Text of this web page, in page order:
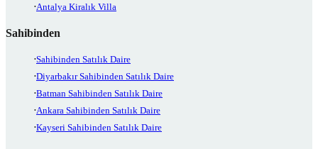
Antalya Kiralık Villa
Sahibinden
Sahibinden Satılık Daire
Diyarbakır Sahibinden Satılık Daire
Batman Sahibinden Satılık Daire
Ankara Sahibinden Satılık Daire
Kayseri Sahibinden Satılık Daire